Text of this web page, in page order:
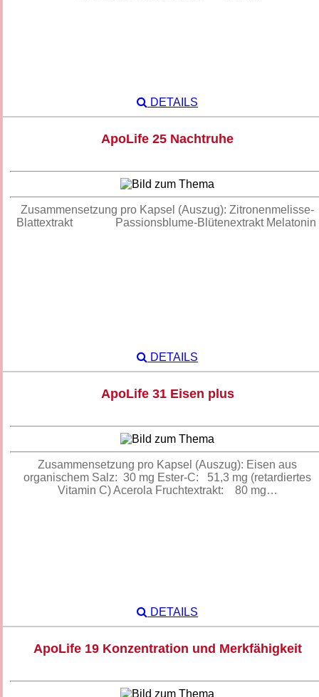
DETAILS
ApoLife 25 Nachtruhe
Zusammensetzung pro Kapsel (Auszug): Zitronenmelisse-
Blattextrakt Passionsblume-Blütenextrakt Melatonin
DETAILS
ApoLife 31 Eisen plus
Zusammensetzung pro Kapsel (Auszug): Eisen aus
organischem Salz: 30 mg Ester-C: 51,3 mg (retardiertes
Vitamin C) Acerola Fruchtextrakt: 80 mg…
DETAILS
ApoLife 19 Konzentration und Merkfähigkeit